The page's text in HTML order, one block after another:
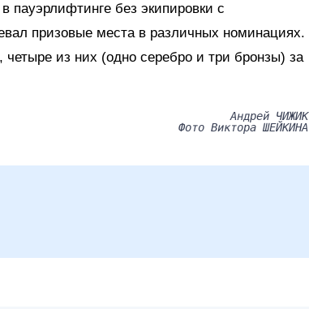
пауэрлифтинге без экипировки с
призовые места в различных номинациях.
из них (одно серебро и три бронзы) за
Андрей ЧИЖИК
Фото Виктора ШЕЙКИНА